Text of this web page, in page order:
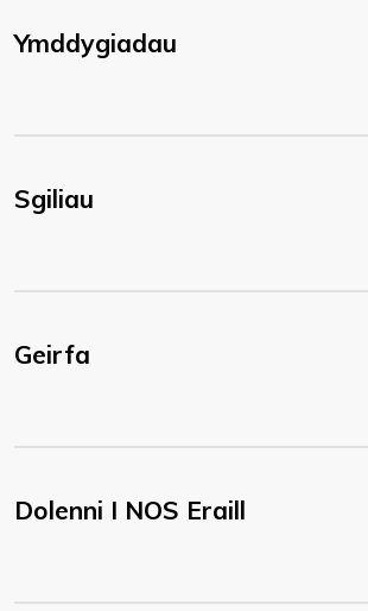
Ymddygiadau
Sgiliau
Geirfa
Dolenni I NOS Eraill